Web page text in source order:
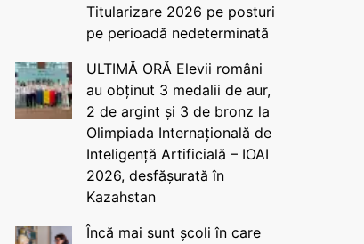
Titularizare 2026 pe posturi
pe perioadă nedeterminată
ULTIMĂ ORĂ Elevii români
au obținut 3 medalii de aur,
2 de argint și 3 de bronz la
Olimpiada Internațională de
Inteligență Artificială – IOAI
2026, desfășurată în
Kazahstan
Încă mai sunt școli în care